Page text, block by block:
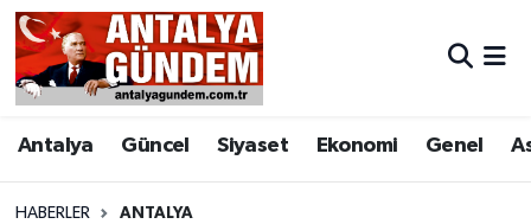
Antalya Güncel Siyaset Ekonomi Genel
HABERLER ANTALYA
Antalya
Asayiş
Bilim & Teknoloji
Antalya Nöbetçi Eczaneler
Antalya Hava Durumu
Antalya Namaz Vakitleri